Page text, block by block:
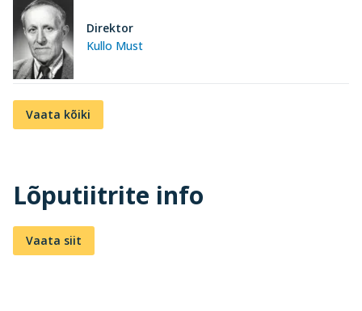
Kullo Must
Direktor
Vaata kõiki
Lõputiitrite info
Vaata siit